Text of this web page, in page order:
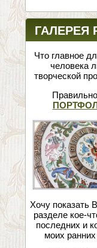
ГАЛЕРЕЯ
Что главное
человека
творческой
Хочу показать
разделе кое-
последних и
моих ранних